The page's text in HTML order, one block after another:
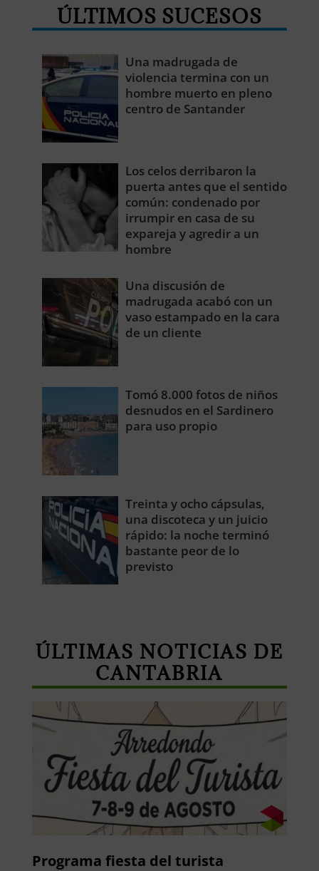
ÚLTIMOS SUCESOS
Una madrugada de
violencia termina con un
hombre muerto en pleno
centro de Santander
Los celos derribaron la
puerta antes que el sentido
común: condenado por
irrumpir en casa de su
expareja y agredir a un
hombre
Una discusión de
madrugada acabó con un
vaso estampado en la cara
de un cliente
Tomó 8.000 fotos de niños
desnudos en el Sardinero
para uso propio
Treinta y ocho cápsulas,
una discoteca y un juicio
rápido: la noche terminó
bastante peor de lo
previsto
ÚLTIMAS NOTICIAS DE
CANTABRIA
Programa fiesta del turista